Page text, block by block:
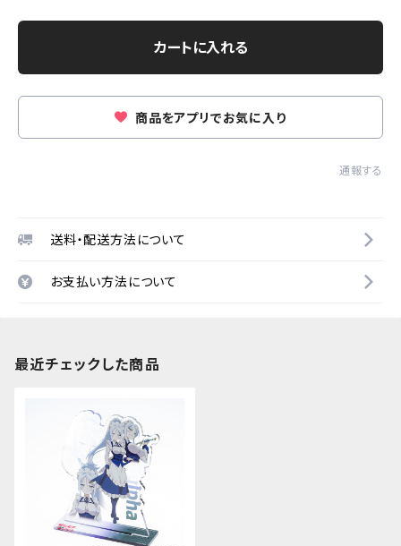
カートに入れる
商品をアプリでお気に入り
通報する
送料・配送方法について
お支払い方法について
最近チェックした商品